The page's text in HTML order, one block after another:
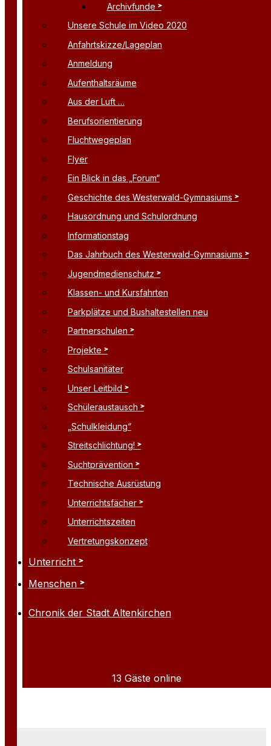
Archivfunde
Unsere Schule im Video 2020
Anfahrtskizze/Lageplan
Anmeldung
Aufenthaltsräume
Aus der Luft …
Berufsorientierung
Fluchtwegeplan
Flyer
Ein Blick in das „Forum“
Geschichte des Westerwald-Gymnasiums
Hausordnung und Schulordnung
Informationstag
Das Jahrbuch des Westerwald-Gymnasiums
Jugendmedienschutz
Klassen- und Kursfahrten
Parkplätze und Bushaltestellen neu
Partnerschulen
Projekte
Schulsanitäter
Unser Leitbild
Schüleraustausch
„Schulkleidung“
Streitschlichtung!
Suchtprävention
Technische Ausrüstung
Unterrichtsfächer
Unterrichtszeiten
Vertretungskonzept
Unterricht
Menschen
Chronik der Stadt Altenkirchen
13 Gäste online